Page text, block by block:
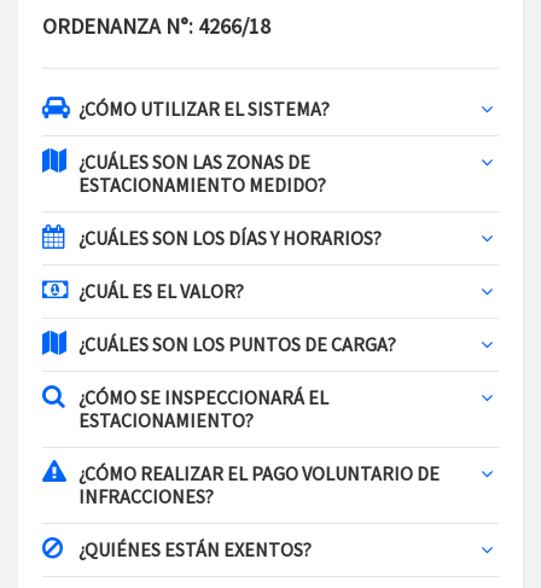
ORDENANZA N°: 4266/18
¿CÓMO UTILIZAR EL SISTEMA?
¿CUÁLES SON LAS ZONAS DE
ESTACIONAMIENTO MEDIDO?
¿CUÁLES SON LOS DÍAS Y HORARIOS?
¿CUÁL ES EL VALOR?
¿CUÁLES SON LOS PUNTOS DE CARGA?
¿CÓMO SE INSPECCIONARÁ EL
ESTACIONAMIENTO?
¿CÓMO REALIZAR EL PAGO VOLUNTARIO DE
INFRACCIONES?
¿QUIÉNES ESTÁN EXENTOS?